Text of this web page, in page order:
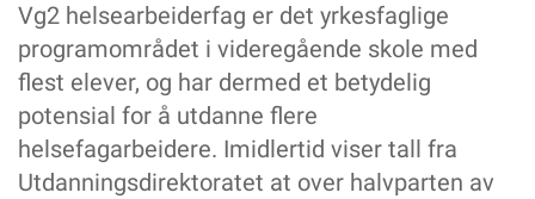
I april arrangerte vi digital fagsamling for elever
Depositumsgaranti for deg som skal leie bolig
Samarbeid med Diakonova
Nettverksamling i region SørØst
Verveturne i Møre og Romsdal
Vg2 helsearbeiderfag er det yrkesfaglige
programområdet i videregående skole med
flest elever, og har dermed et betydelig
potensial for å utdanne flere
helsefagarbeidere. Imidlertid viser tall fra
Utdanningsdirektoratet at over halvparten av